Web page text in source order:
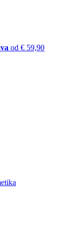
od € 59,90